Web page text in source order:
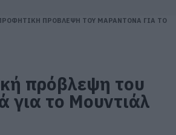
ΠΡΟΒΛΕΨΗ ΤΟΥ ΜΑΡΑΝΤΟΝΑ ΓΙΑ ΤΟ
πρόβλεψη του
για το Μουντιάλ